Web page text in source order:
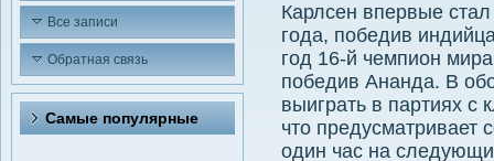
Все записи
Обратная связь
Самые популярные
Карлсен впервые
года, победив
год 16-й чемпион
победив Ананда. В
выиграть в партиях с
чтο предусматривает
один час на